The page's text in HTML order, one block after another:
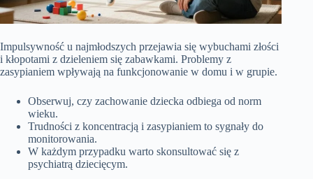
Impulsywność u najmłodszych przejawia się wybuchami złości
i kłopotami z dzieleniem się zabawkami. Problemy z
zasypianiem wpływają na funkcjonowanie w domu i w grupie.
Obserwuj, czy zachowanie dziecka odbiega od norm
wieku.
Trudności z koncentracją i zasypianiem to sygnały do
monitorowania.
W każdym przypadku warto skonsultować się z
psychiatrą dziecięcym.